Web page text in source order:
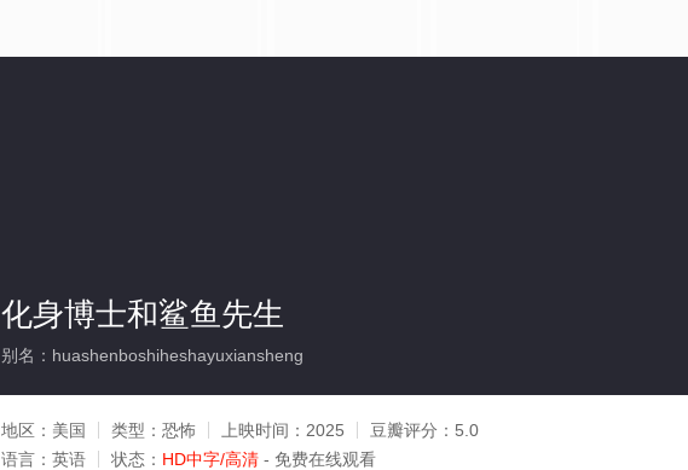
化身博士和鲨鱼先生
别名：huashenboshiheshayuxiansheng
地区： 美国 类型： 恐怖 上映时间： 2025 豆瓣评分： 5.0
语言： 英语 状态： HD中字/高清 - 免费在线观看